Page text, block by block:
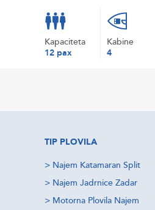
Kapaciteta
12 pax
Kabine
4
TIP PLOVILA
> Najem Katamaran Split
> Najem Jadrnice Zadar
> Motorna Plovila Najem